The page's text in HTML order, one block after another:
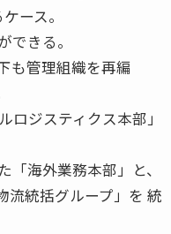
ース。
できる。
も管理組織を再編
ロジスティクス本部」
海外業務本部」と、
流統括グループ」を 統